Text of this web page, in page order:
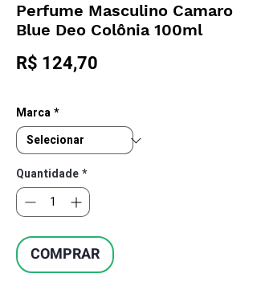
Perfume Masculino Camaro
Blue Deo Colônia 100ml
R$ 124,70
Marca*
Quantidade*
COMPRAR